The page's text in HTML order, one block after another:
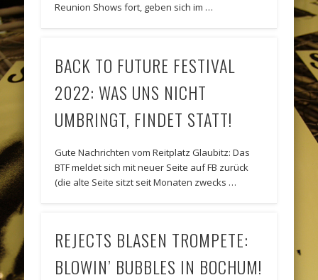
Reunion Shows fort, geben sich im …
BACK TO FUTURE FESTIVAL
2022: WAS UNS NICHT
UMBRINGT, FINDET STATT!
Gute Nachrichten vom Reitplatz Glaubitz: Das
BTF meldet sich mit neuer Seite auf FB zurück
(die alte Seite sitzt seit Monaten zwecks …
REJECTS BLASEN TROMPETE:
BLOWIN’ BUBBLES IN BOCHUM!